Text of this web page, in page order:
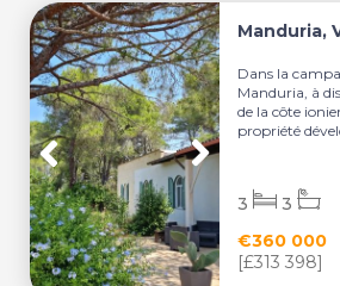
Manduria,
Dans la
Manduria, à
de la côte
propriété
€360 000
[£313 398]
3 3